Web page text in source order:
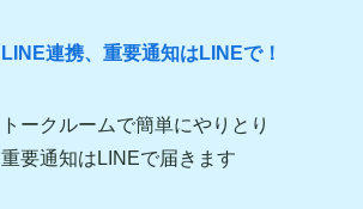
LINE連携、重要通知はLINEで！
トークルームで簡単にやりとり
重要通知はLINEで届きます